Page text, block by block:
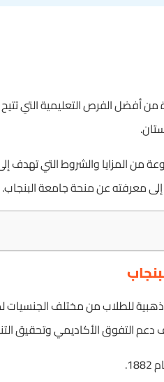
أفضل الفرص التعليمية التي
المزايا والشروط التي تهدف
معرفته عن منحة جامعة البنجاب.
للطلاب من مختلف الجنسيات
التفوق الأكاديمي وتحقيق